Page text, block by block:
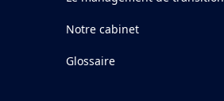
Notre cabinet
Glossaire